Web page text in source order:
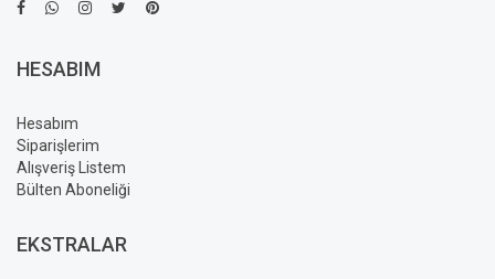
HESABIM
Hesabım
Siparişlerim
Alışveriş Listem
Bülten Aboneliği
EKSTRALAR